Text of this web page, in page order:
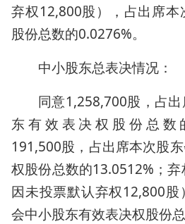
弃权12,800股），占出席本
股份总数的0.0276%。
中小股东总表决情况：
同意1,258,700股，占
东有效表决权股份总数
191,500股，占出席本次股
权股份总数的13.0512%；弃
因未投票默认弃权12,800
会中小股东有效表决权股份